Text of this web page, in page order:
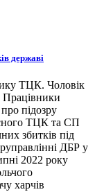
державі
ТЦК. Чоловік
Працівники
підозру
ТЦК та СП
збитків під
ДБР у
2022 року
харчів